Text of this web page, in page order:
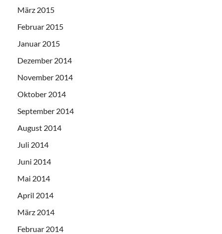
März 2015
Februar 2015
Januar 2015
Dezember 2014
November 2014
Oktober 2014
September 2014
August 2014
Juli 2014
Juni 2014
Mai 2014
April 2014
März 2014
Februar 2014